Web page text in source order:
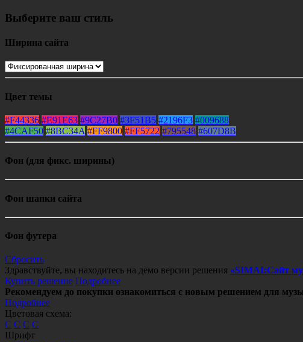
Выберите ваш стиль
Ширина сайта
Цвет темы
#F44336 #E91E63 #9C27B0 #3F51B5 #2196F3 #009688
#4CAF50 #8BC34A #FF9800 #FF5722 #795548 #607D8B
Фон (для фикс. ширины)
Фон шапки сайта
Фон футера
Сбросить
Здравствуйте, вы находитесь на демо версии решения «SIMAI:Сайт
Купить решение Подробнее
Рекомендуем до покупки ознакомиться с новым решением для
Подробнее
Цветовая схема:
C C C C
Шрифт